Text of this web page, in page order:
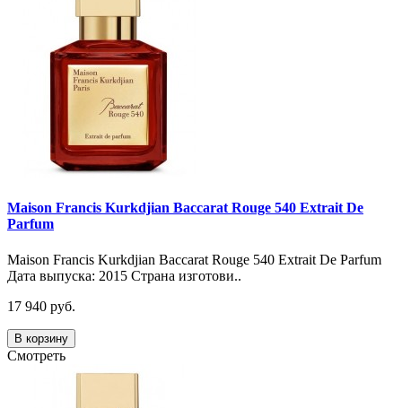
Maison Francis Kurkdjian Baccarat Rouge 540 Extrait De
Parfum
Maison Francis Kurkdjian Baccarat Rouge 540 Extrait De Parfum
Дата выпуска: 2015 Страна изготови..
17 940 руб.
В корзину
Смотреть